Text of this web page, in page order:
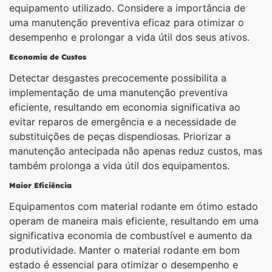
equipamento utilizado. Considere a importância de
uma manutenção preventiva eficaz para otimizar o
desempenho e prolongar a vida útil dos seus ativos.
Economia de Custos
Detectar desgastes precocemente possibilita a
implementação de uma manutenção preventiva
eficiente, resultando em economia significativa ao
evitar reparos de emergência e a necessidade de
substituições de peças dispendiosas. Priorizar a
manutenção antecipada não apenas reduz custos, mas
também prolonga a vida útil dos equipamentos.
Maior Eficiência
Equipamentos com material rodante em ótimo estado
operam de maneira mais eficiente, resultando em uma
significativa economia de combustível e aumento da
produtividade. Manter o material rodante em bom
estado é essencial para otimizar o desempenho e